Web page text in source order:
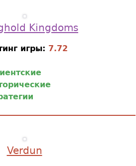
Kingdoms
игры: 7.72
Verdun